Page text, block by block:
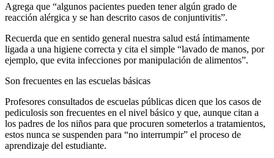
Agrega que “algunos pacientes pueden tener algún grado de
reacción alérgica y se han descrito casos de conjuntivitis”.
Recuerda que en sentido general nuestra salud está íntimamente
ligada a una higiene correcta y cita el simple “lavado de manos, por
ejemplo, que evita infecciones por manipulación de alimentos”.
Son frecuentes en las escuelas básicas
Profesores consultados de escuelas públicas dicen que los casos de
pediculosis son frecuentes en el nivel básico y que, aunque citan a
los padres de los niños para que procuren someterlos a tratamientos,
estos nunca se suspenden para “no interrumpir” el proceso de
aprendizaje del estudiante.